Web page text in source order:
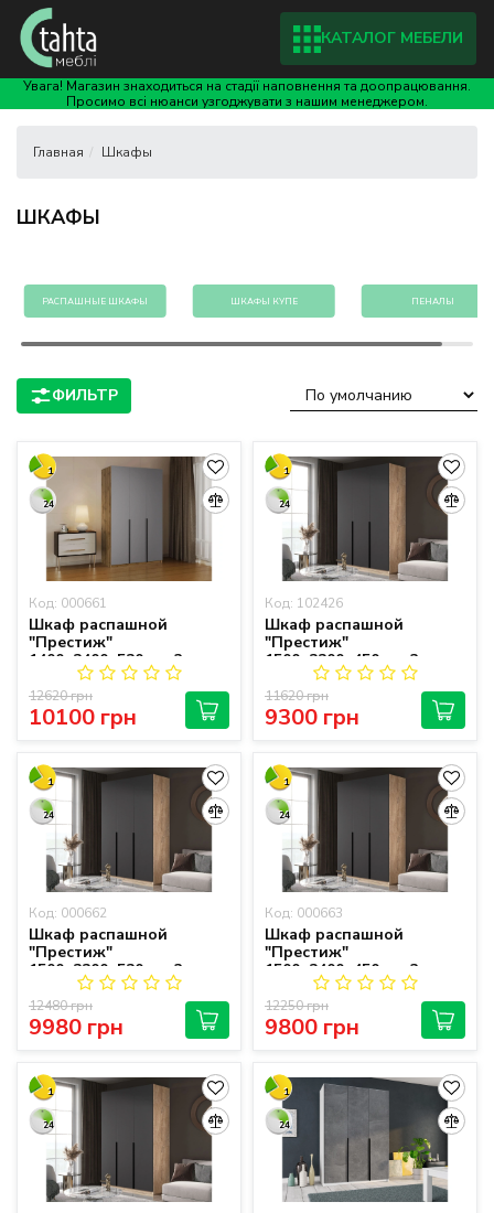
Увага! Магазин знаходиться на стадії наповнення та доопрацювання.
Просимо всі нюанси узгоджувати з нашим менеджером.
КАТАЛОГ МЕБЕЛИ
Шкафы
ШКАФЫ
РАСПАШНЫЕ ШКАФЫ ШКАФЫ КУПЕ ПЕНАЛЫ
1
24
Код: 000661
Шкаф распашной
"Престиж"
1400х2400х520 мм 3-
дверный
10100 грн
12620 грн
1
24
Код: 102426
Шкаф распашной
"Престиж"
1500х2200х450 мм 3-
дверный
9300 грн
11620 грн
1
24
Код: 000662
Шкаф распашной
"Престиж"
1500х2200х520 мм 3-
дверный
9980 грн
12480 грн
1
24
Код: 000663
Шкаф распашной
"Престиж"
1500х2400х450 мм 3-
дверный
9800 грн
12250 грн
1
24
1
24